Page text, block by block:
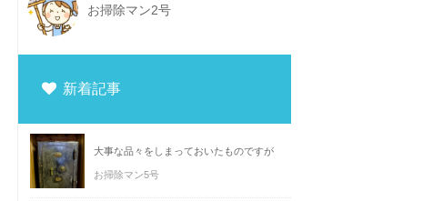
お掃除マン2号
新着記事
大事な品々をしまっておいたものですが
お掃除マン5号